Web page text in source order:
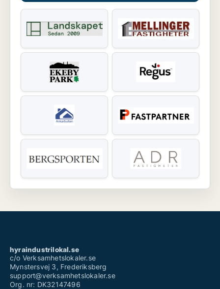
hyraindustrilokal.se
c/o Verksamhetslokaler.se
Mynstersvej 3, Frederiksberg
support@verksamhetslokaler.se
Org. nr: DK32147496